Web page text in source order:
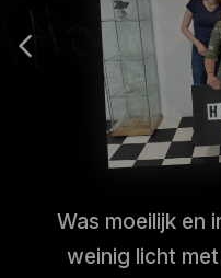
Was moeilijk en
weinig licht